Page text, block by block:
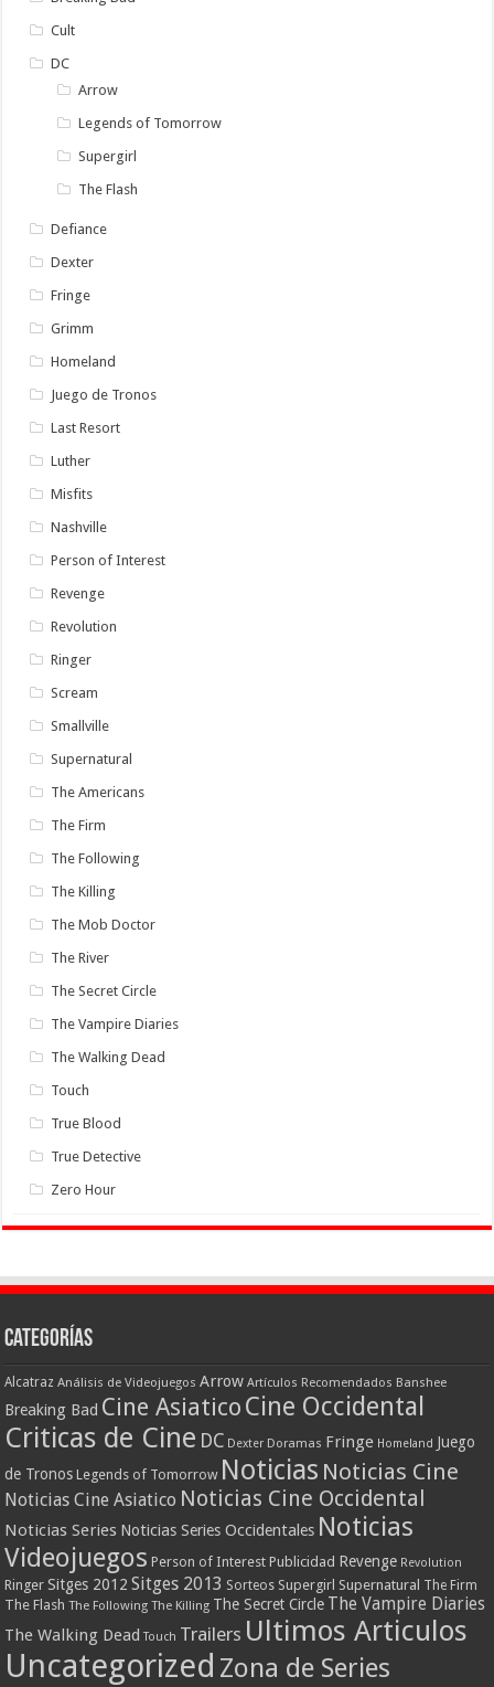
Cult
DC
Arrow
Legends of Tomorrow
Supergirl
The Flash
Defiance
Dexter
Fringe
Grimm
Homeland
Juego de Tronos
Last Resort
Luther
Misfits
Nashville
Person of Interest
Revenge
Revolution
Ringer
Scream
Smallville
Supernatural
The Americans
The Firm
The Following
The Killing
The Mob Doctor
The River
The Secret Circle
The Vampire Diaries
The Walking Dead
Touch
True Blood
True Detective
Zero Hour
Categorías
Alcatraz Análisis de Videojuegos Arrow Artículos Recomendados Banshee
Breaking Bad Cine AsiaticoCine Occidental
Criticas de Cine DC Dexter Doramas Fringe Homeland Juego
de Tronos Legends of Tomorrow Noticias Noticias Cine
Noticias Cine Asiatico Noticias Cine Occidental
Noticias Series Noticias Series Occidentales Noticias
Videojuegos Person of Interest Publicidad Revenge Revolution
Ringer Sitges 2012 Sitges 2013 Sorteos Supergirl Supernatural The Firm
The Flash The Following The Killing The Secret Circle The Vampire Diaries
The Walking Dead Touch Trailers Ultimos Articulos
Uncategorized Zona de Series